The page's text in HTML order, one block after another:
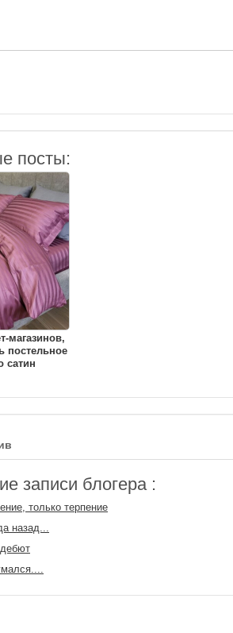
посты:
магазинов,
постельное
сатин
записи блогера :
только терпение
назад...